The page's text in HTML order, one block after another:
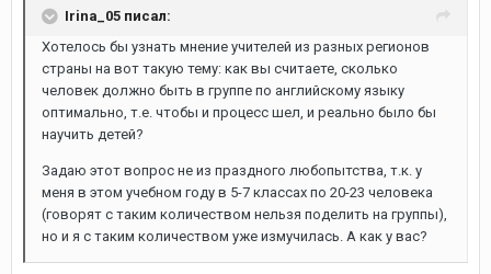
Irina_05 писал:
Хотелось бы узнать мнение учителей из разных регионов
страны на вот такую тему: как вы считаете, сколько
человек должно быть в группе по английскому языку
оптимально, т.е. чтобы и процесс шел, и реально было бы
научить детей?
Задаю этот вопрос не из праздного любопытства, т.к. у
меня в этом учебном году в 5-7 классах по 20-23 человека
(говорят с таким количеством нельзя поделить на группы),
но и я с таким количеством уже измучилась. А как у вас?